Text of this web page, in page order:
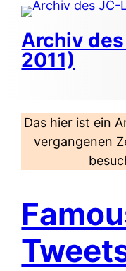
Zum
Inhalt
springen
Archiv
2011)
Das hier ist ein
vergangenen